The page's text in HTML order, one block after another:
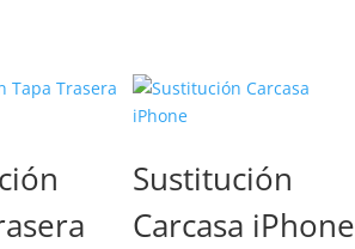
Sustitución
Carcasa iPhone